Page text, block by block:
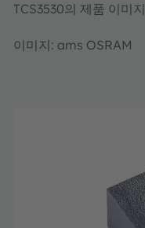
TCS3530의 제품 이미지
이미지: ams OSRAM